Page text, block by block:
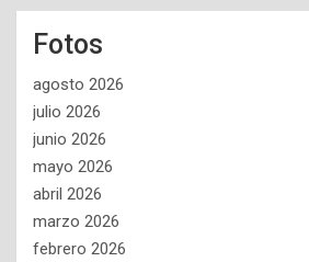
Fotos
agosto 2026
julio 2026
junio 2026
mayo 2026
abril 2026
marzo 2026
febrero 2026